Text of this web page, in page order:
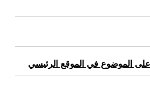
على الموضوع في الموقع الرئيسي